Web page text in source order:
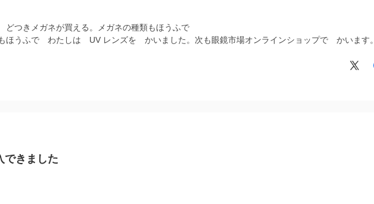
つきメガネが買える。メガネの種類もほうふで
うふで わたしは UV レンズを かいました。次も眼鏡市場オンラインショップで かいます。
できました